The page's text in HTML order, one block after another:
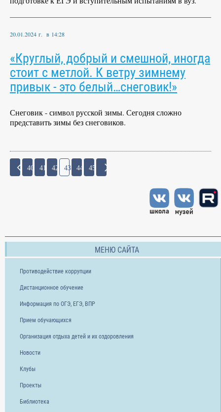
20.01.2024 г. в 14:28
«Круглый, добрый и смешной, иногда
стоит с метлой. К ветру зимнему
привык - это белый…снеговик!»
Снеговик - символ русской зимы. Сегодня сложно
представить зимы без снеговиков.
40 41 42 43 44 45
МЕНЮ САЙТА
Противодействие коррупции
Дистанционное обучение
Информация по ОГЭ, ЕГЭ, ВПР
Прием обучающихся
Организация отдыха детей и их оздоровления
Новости
Клубы
Проекты
Библиотека